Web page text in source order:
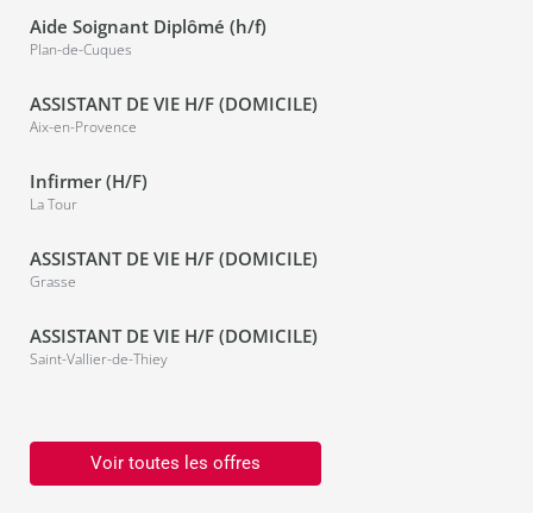
Aide Soignant Diplômé (h/f)
Plan-de-Cuques
ASSISTANT DE VIE H/F (DOMICILE)
Aix-en-Provence
Infirmer (H/F)
La Tour
ASSISTANT DE VIE H/F (DOMICILE)
Grasse
ASSISTANT DE VIE H/F (DOMICILE)
Saint-Vallier-de-Thiey
Voir toutes les offres